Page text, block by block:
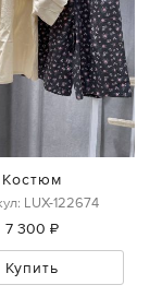
Костюм
LUX-122674
7 300 ₽
Купить